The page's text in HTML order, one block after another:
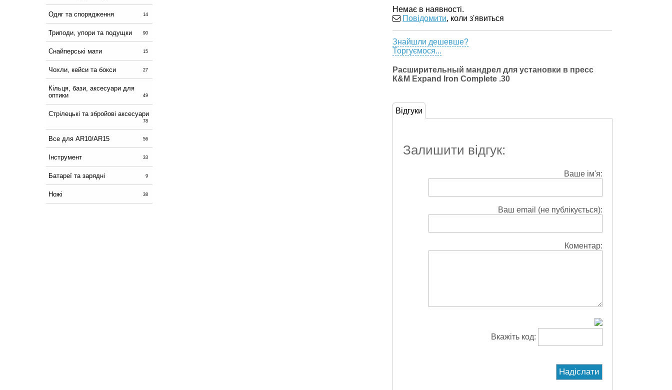
Одяг та спорядження 14
Триподи, упори та подущки 90
Снайперські мати 15
Чохли, кейси та бокси 27
Кільця, бази, аксесуари для
оптики
49
Стрілецькі та збройові аксесуари
78
Все для AR10/AR15 56
Інструмент 33
Батареї та зарядні 9
Ножі 38
Немає в наявності.
Повідомити, коли з'явиться
Знайшли дешевше?
Торгуємося...
Расширительный мандрел для установки в пресс
К&М Expand Iron Complete .30
Відгуки
Залишити відгук:
Ваше ім'я:
Ваш email (не публікується):
Коментар:
Вкажіть код: